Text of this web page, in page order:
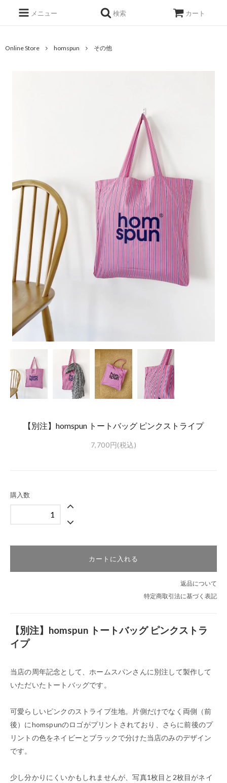
メニュー 検索 カート
Online Store homspun その他
【別注】homspun トートバッグ ピンクストライプ
7,700円(税込)
購入数
カートに入れる
返品について
特定商取引法に基づく表記
【別注】homspun トートバッグ ピンクストラ
イプ
当店の周年記念として、ホームスパンさんに別注して製作して
いただいたトートバッグです。
可愛らしいピンクのストライプ生地。片側だけでなく両側（前
後）にhomspunのロゴがプリントされており、さらに前後のプ
リントの色をネイビーとブラックで分けた当店のみのデザイン
です。
少し分かりにくいかもしれませんが、写真1枚目と2枚目がネイ